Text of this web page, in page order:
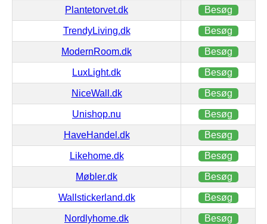
Plantetorvet.dk Besøg
TrendyLiving.dk Besøg
ModernRoom.dk Besøg
LuxLight.dk Besøg
NiceWall.dk Besøg
Unishop.nu Besøg
HaveHandel.dk Besøg
Likehome.dk Besøg
Møbler.dk Besøg
Wallstickerland.dk Besøg
Nordlyhome.dk Besøg